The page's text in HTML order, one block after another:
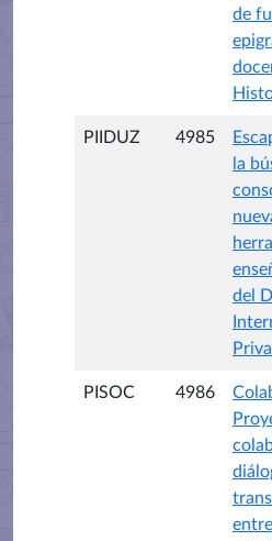
de
PIIDUZ 4985
la
del
PISOC 4986